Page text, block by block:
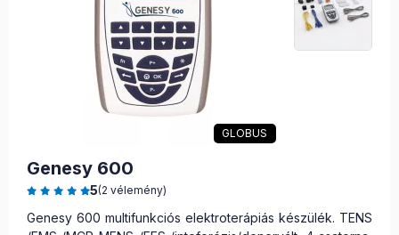
GLOBUS
Genesy 600
5(2 vélemény)
Genesy 600 multifunkciós elektroterápiás készülék. TENS